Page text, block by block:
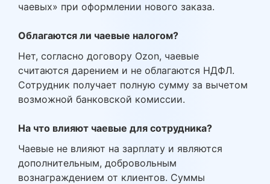
чаевых» при оформлении нового заказа.
Облагаются ли чаевые налогом?
Нет, согласно договору Ozon, чаевые
считаются дарением и не облагаются НДФЛ.
Сотрудник получает полную сумму за вычетом
возможной банковской комиссии.
На что влияют чаевые для сотрудника?
Чаевые не влияют на зарплату и являются
дополнительным, добровольным
вознаграждением от клиентов. Суммы